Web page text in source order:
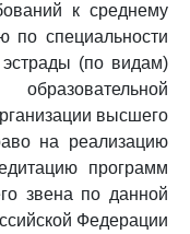
к среднему
по специальности
эстрады (по видам)
высшего
на реализацию
программ
звена по данной
Федерации